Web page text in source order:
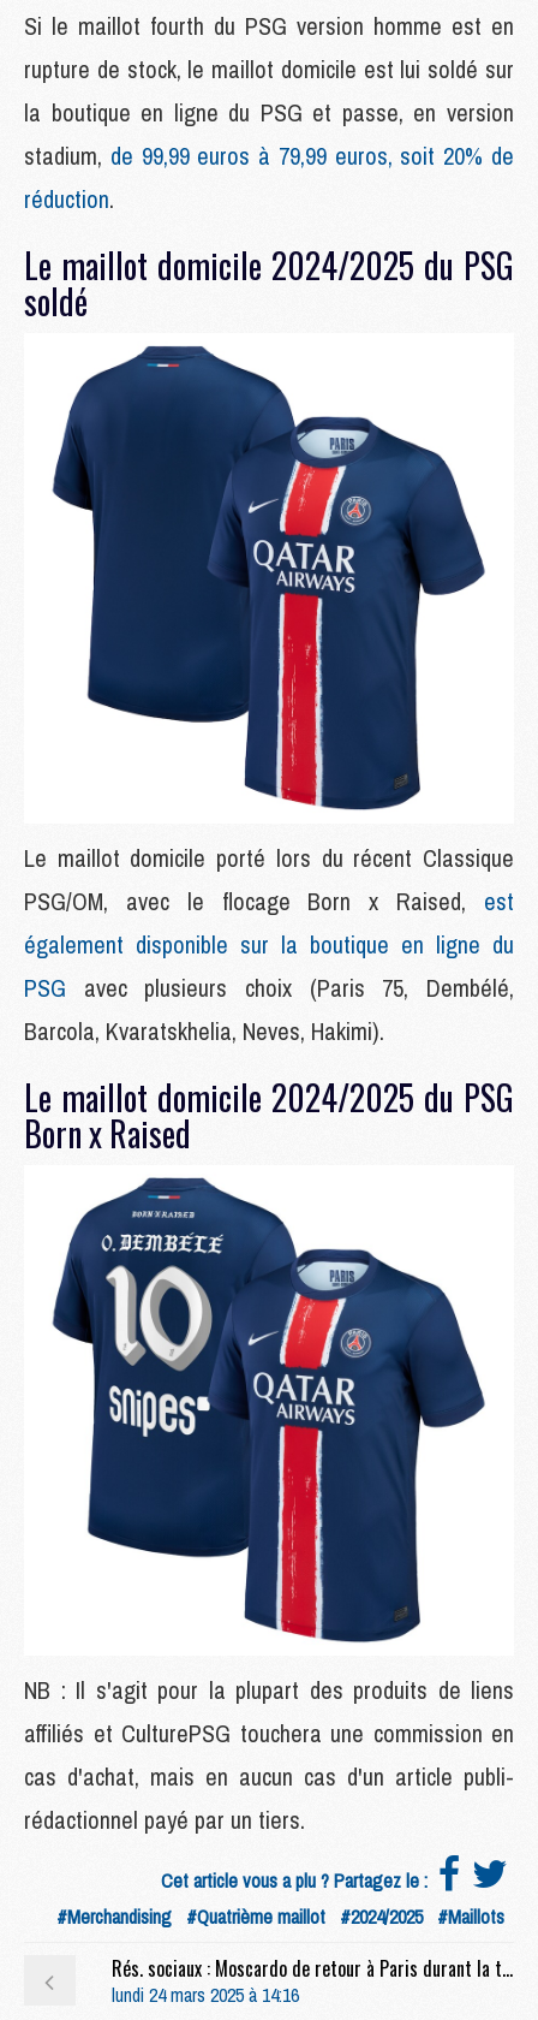
Si le maillot fourth du PSG version homme est en
rupture de stock, le maillot domicile est lui soldé sur
la boutique en ligne du PSG et passe, en version
stadium, de 99,99 euros à 79,99 euros, soit 20% de
réduction.
Le maillot domicile 2024/2025 du PSG
soldé
Le maillot domicile porté lors du récent Classique
PSG/OM, avec le flocage Born x Raised, est
également disponible sur la boutique en ligne du
PSG avec plusieurs choix (Paris 75, Dembélé,
Barcola, Kvaratskhelia, Neves, Hakimi).
Le maillot domicile 2024/2025 du PSG
Born x Raised
NB : Il s'agit pour la plupart des produits de liens
affiliés et CulturePSG touchera une commission en
cas d'achat, mais en aucun cas d'un article publi-
rédactionnel payé par un tiers.
Cet article vous a plu ? Partagez le :
#Merchandising #Quatrième maillot #2024/2025 #Maillots
Rés. sociaux : Moscardo de retour à Paris durant la trêve
lundi 24 mars 2025 à 14:16